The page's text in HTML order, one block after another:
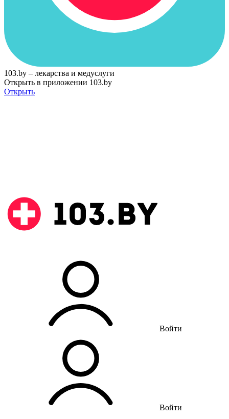
103.by – лекарства и медуслуги
Открыть в приложении 103.by
Открыть
Войти
Войти